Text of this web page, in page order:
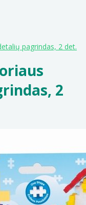
pagrindas, 2 det.
2